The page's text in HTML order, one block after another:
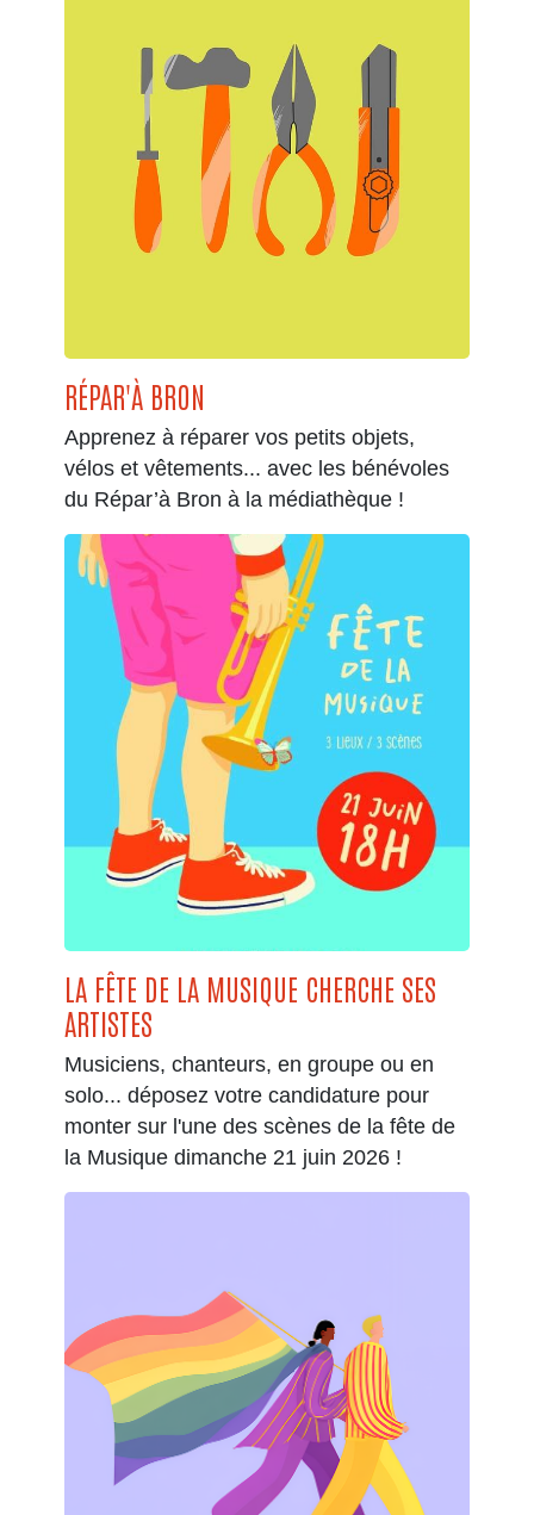
RÉPAR'À BRON
Apprenez à réparer vos petits objets,
vélos et vêtements... avec les bénévoles
du Répar’à Bron à la médiathèque !
LA FÊTE DE LA MUSIQUE CHERCHE SES
ARTISTES
Musiciens, chanteurs, en groupe ou en
solo... déposez votre candidature pour
monter sur l'une des scènes de la fête de
la Musique dimanche 21 juin 2026 !